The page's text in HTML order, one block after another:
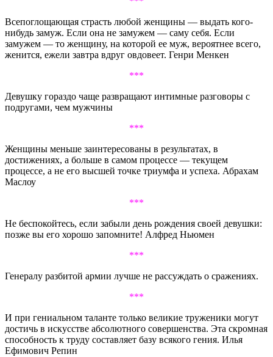
Всепоглощающая страсть любой женщины — выдать кого-
нибудь замуж. Если она не замужем — саму себя. Если
замужем — то женщину, на которой ее муж, вероятнее всего,
женится, ежели завтра вдруг овдовеет. Генри Менкен
***
Девушку гораздо чаще развращают интимные разговоры с
подругами, чем мужчины
***
Женщины меньше заинтересованы в результатах, в
достижениях, а больше в самом процессе — текущем
процессе, а не его высшей точке триумфа и успеха. Абрахам
Маслоу
***
Не беспокойтесь, если забыли день рождения своей девушки:
позже вы его хорошо запомните! Алфред Ньюмен
***
Генералу разбитой армии лучше не рассуждать о сражениях.
***
И при гениальном таланте только великие труженики могут
достичь в искусстве абсолютного совершенства. Эта скромная
способность к труду составляет базу всякого гения. Илья
Ефимович Репин